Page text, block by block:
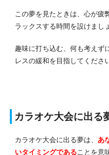
この夢を見たときは、心が疲
ラックスする時間を設けまし
趣味に打ち込む、何も考えず
レスの緩和を目指してくださ
カラオケ大会に出る
カラオケ大会に出る夢は、 あ
いタイミングであることを意